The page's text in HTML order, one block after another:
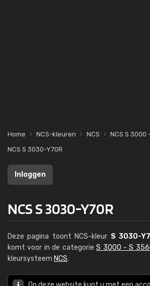
Home NCS-kleuren NCS
NCS S 3000
NCS S 3030-Y70R
Inloggen
NCS S 3030-Y70R
Deze pagina toont NCS-kleur S 3030-
komt voor in de categorieS 3000 - S
kleursysteem NCS.